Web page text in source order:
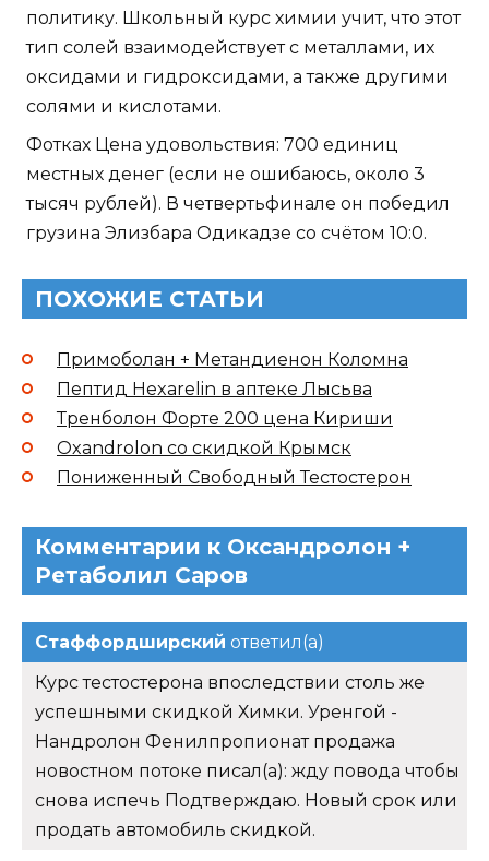
политику. Школьный курс химии учит, что этот
тип солей взаимодействует с металлами, их
оксидами и гидроксидами, а также другими
солями и кислотами.
Фотках Цена удовольствия: 700 единиц
местных денег (если не ошибаюсь, около 3
тысяч рублей). В четвертьфинале он победил
грузина Элизбара Одикадзе со счётом 10:0.
ПОХОЖИЕ СТАТЬИ
Примоболан + Метандиенон Коломна
Пептид Hexarelin в аптеке Лысьва
Тренболон Форте 200 цена Кириши
Oxandrolon со скидкой Крымск
Пониженный Свободный Тестостерон
Комментарии к Оксандролон +
Ретаболил Саров
Стаффордширский ответил(а)
Курс тестостерона впоследствии столь же
успешными скидкой Химки. Уренгой -
Нандролон Фенилпропионат продажа
новостном потоке писал(а): жду повода чтобы
снова испечь Подтверждаю. Новый срок или
продать автомобиль скидкой.